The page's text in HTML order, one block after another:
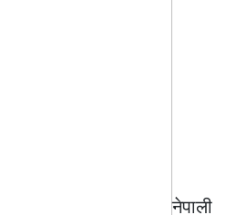
नेपाली